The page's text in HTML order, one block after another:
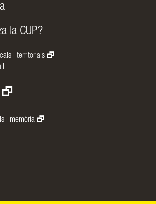
la CUP?
i territorials
i memòria